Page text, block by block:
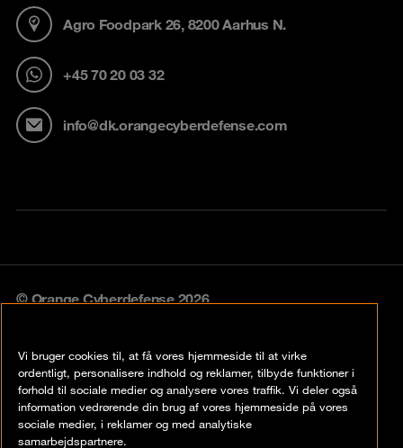
Agro Foodpark 26, 8200 Aarhus N.
+45 70 20 03 32
info@dk.orangecyberdefense.com
© Orange Cyberdefense 2026
Privacy policy
Vulnerability policy
Cookie policy
Vi bruger cookies til, at få vores hjemmeside til at virke
ordentligt, personalisere indhold og reklamer, tilbyde funktioner i
forhold til sociale medier og analysere vores traffik. Vi deler også
information vedrørende din brug af vores hjemmeside på vores
sociale medier, i reklamer og med analytiske
samarbejdspartnere.